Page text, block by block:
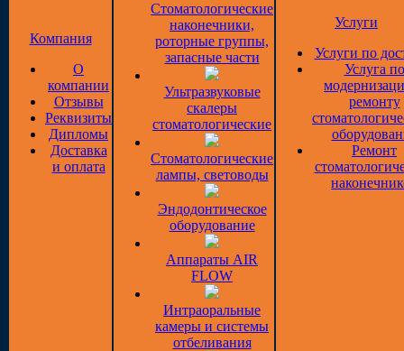
Компания
О
компании
Отзывы
Реквизиты
Дипломы
Доставка
и оплата
Стоматологические
наконечники,
роторные группы,
запасные части
Ультразвуковые
скалеры
стоматологические
Стоматологические
лампы, световоды
Эндодонтическое
оборудование
Аппараты AIR
FLOW
Интраоральные
камеры и системы
отбеливания
Услуги
Услуги по
Услуга по
ремонту
Ремонт